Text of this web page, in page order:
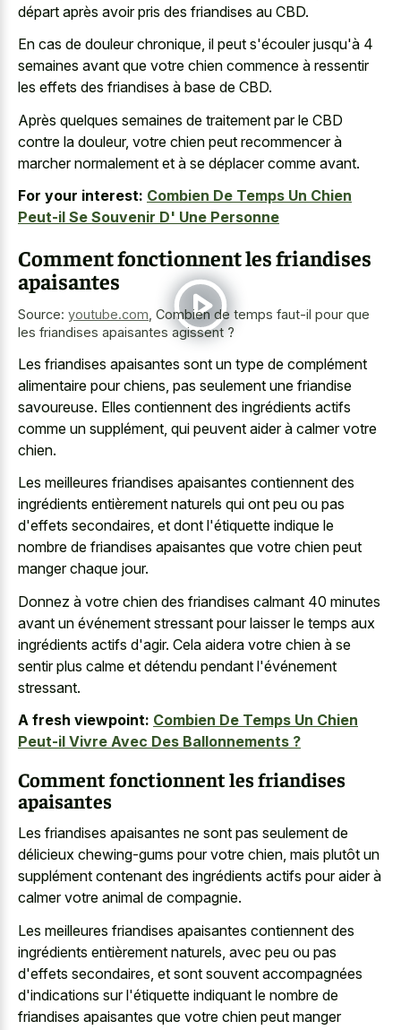
départ après avoir pris des friandises au CBD.
En cas de douleur chronique, il peut s'écouler jusqu'à 4
semaines avant que votre chien commence à ressentir
les effets des friandises à base de CBD.
Après quelques semaines de traitement par le CBD
contre la douleur, votre chien peut recommencer à
marcher normalement et à se déplacer comme avant.
For your interest: Combien De Temps Un Chien
Peut-il Se Souvenir D' Une Personne
Comment fonctionnent les friandises
apaisantes
Source: youtube.com Combien de temps faut-il pour que
les friandises apaisantes agissent ?
Les friandises apaisantes sont un type de complément
alimentaire pour chiens, pas seulement une friandise
savoureuse. Elles contiennent des ingrédients actifs
comme un supplément, qui peuvent aider à calmer votre
chien.
Les meilleures friandises apaisantes contiennent des
ingrédients entièrement naturels qui ont peu ou pas
d'effets secondaires, et dont l'étiquette indique le
nombre de friandises apaisantes que votre chien peut
manger chaque jour.
Donnez à votre chien des friandises calmant 40 minutes
avant un événement stressant pour laisser le temps aux
ingrédients actifs d'agir. Cela aidera votre chien à se
sentir plus calme et détendu pendant l'événement
stressant.
A fresh viewpoint: Combien De Temps Un Chien
Peut-il Vivre Avec Des Ballonnements ?
Comment fonctionnent les friandises
apaisantes
Les friandises apaisantes ne sont pas seulement de
délicieux chewing-gums pour votre chien, mais plutôt un
supplément contenant des ingrédients actifs pour aider à
calmer votre animal de compagnie.
Les meilleures friandises apaisantes contiennent des
ingrédients entièrement naturels, avec peu ou pas
d'effets secondaires, et sont souvent accompagnées
d'indications sur l'étiquette indiquant le nombre de
friandises apaisantes que votre chien peut manger